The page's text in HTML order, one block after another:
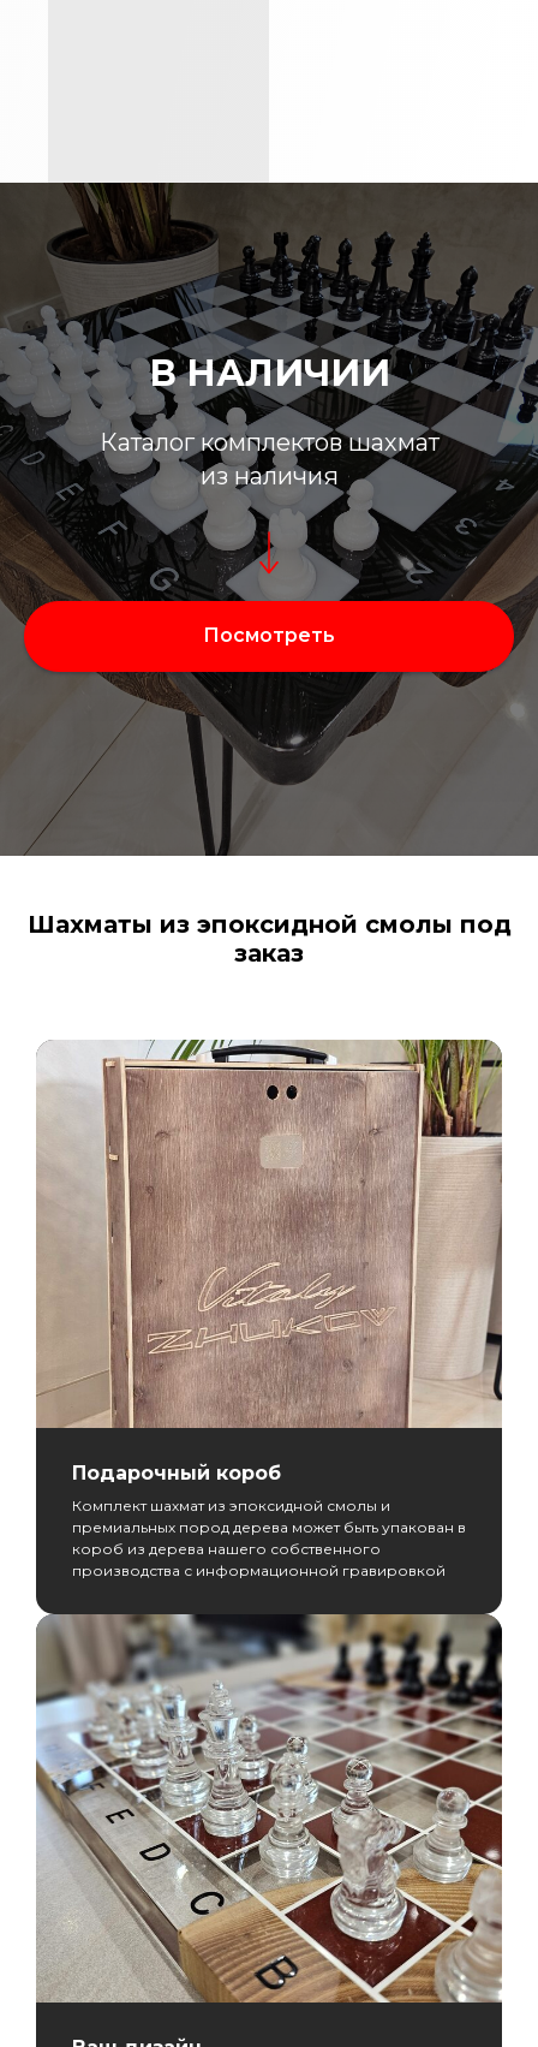
В НАЛИЧИИ
Каталог комплектов шахмат
из наличия
Посмотреть
Шахматы из эпоксидной смолы под
заказ
Подарочный короб
Комплект шахмат из эпоксидной смолы и
премиальных пород дерева может быть упакован в
короб из дерева нашего собственного
производства с информационной гравировкой